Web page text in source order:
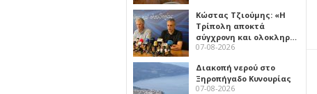
Κώστας Τζιούμης: «Η
Τρίπολη αποκτά
σύγχρονη και ολοκληρ…
07-08-2026
Διακοπή νερού στο
Ξηροπήγαδο Κυνουρίας
07-08-2026